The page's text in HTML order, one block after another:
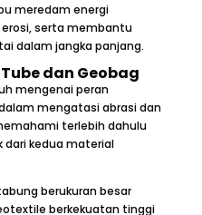
meredam energi
serta membantu
dalam jangka panjang.
dan Geobag
mengenai peran
mengatasi abrasi dan
terlebih dahulu
dari kedua material
berukuran besar
berkekuatan tinggi